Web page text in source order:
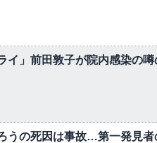
イ」前田敦子が院内感染の
うの死因は事故…第一発見